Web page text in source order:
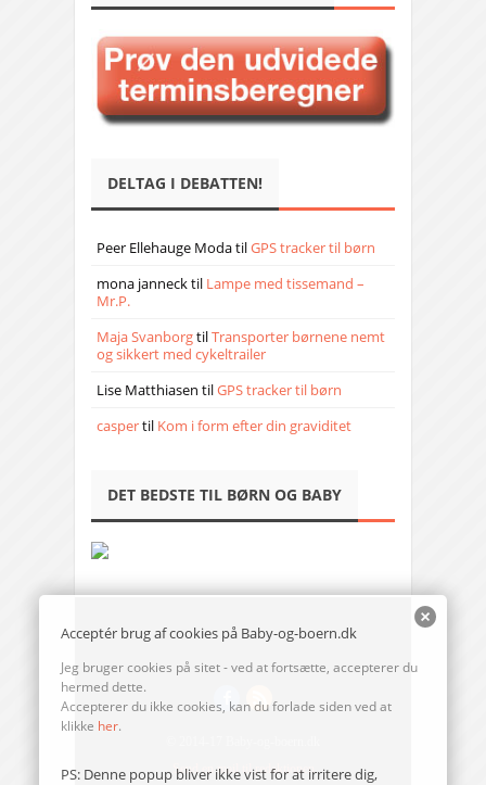
DELTAG I DEBATTEN!
Peer Ellehauge ModatilGPS tracker til børn
mona jannecktil Lampe med tissemand –
Mr.P.
Maja SvanborgtilTransporter børnene nemt
og sikkert med cykeltrailer
Lise Matthiasen tilGPS tracker til børn
caspertil Kom i form efter din graviditet
DET BEDSTE TIL BØRN OG BABY
Send en mail til redaktionen
Acceptér brug af cookies på Baby-og-boern.dk
Jeg bruger cookies på sitet - ved at fortsætte, accepterer du
hermed dette.
Accepterer du ikke cookies, kan du forlade siden ved at
klikke her.
PS: Denne popup bliver ikke vist for at irritere dig,